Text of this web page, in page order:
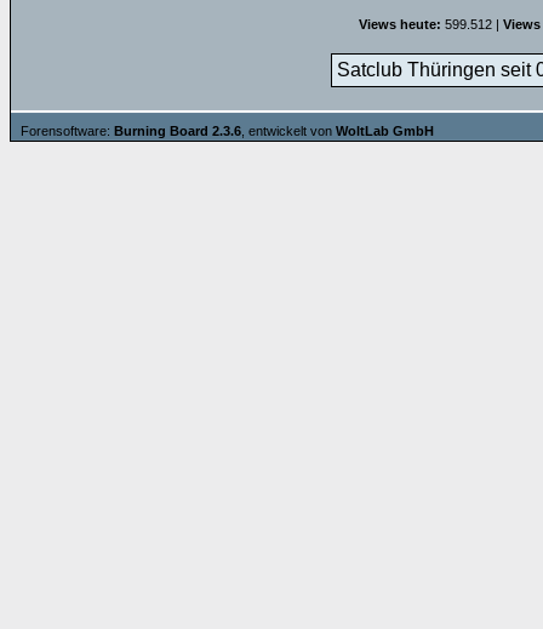
Views heute: 599.512 |
Satclub Thüringen seit
Forensoftware: Burning Board 2.3.6 , entwickelt von WoltLab GmbH